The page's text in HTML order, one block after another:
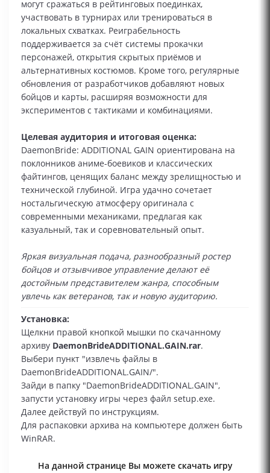
могут сражаться в рейтинговых поединках,
участвовать в турнирах или тренироваться в
локальных схватках. Реиграбельность
поддерживается за счёт системы прокачки
персонажей, открытия скрытых приёмов и
альтернативных костюмов. Кроме того, регулярные
обновления от разработчиков добавляют новых
бойцов и карты, расширяя возможности для
экспериментов с тактиками и комбинациями.
Целевая аудитория и итоговая оценка:
DaemonBride: ADDITIONAL GAIN ориентирована на
поклонников аниме-боевиков и классических
файтингов, ценящих баланс между зрелищностью и
технической глубиной. Игра удачно сочетает
ностальгическую атмосферу оригинала с
современными механиками, предлагая как
казуальный, так и соревновательный опыт.
Яркая визуальная подача, разнообразный ростер
бойцов и отзывчивое управление делают её
достойным представителем жанра, способным
увлечь как ветеранов, так и новую аудиторию.
Установка:
Щелкни правой кнопкой мышки по скачанному
архиву DaemonBrideADDITIONAL.GAIN.rar.
Выбери пункт "извлечь файлы в
DaemonBrideADDITIONAL.GAIN/".
Зайди в папку "DaemonBrideADDITIONAL.GAIN",
запусти установку игры через файл setup.exe.
Далее действуй по инструкциям.
Для распаковки архива на компьютере должен быть
WinRAR.
На данной странице Вы можете скачать игру